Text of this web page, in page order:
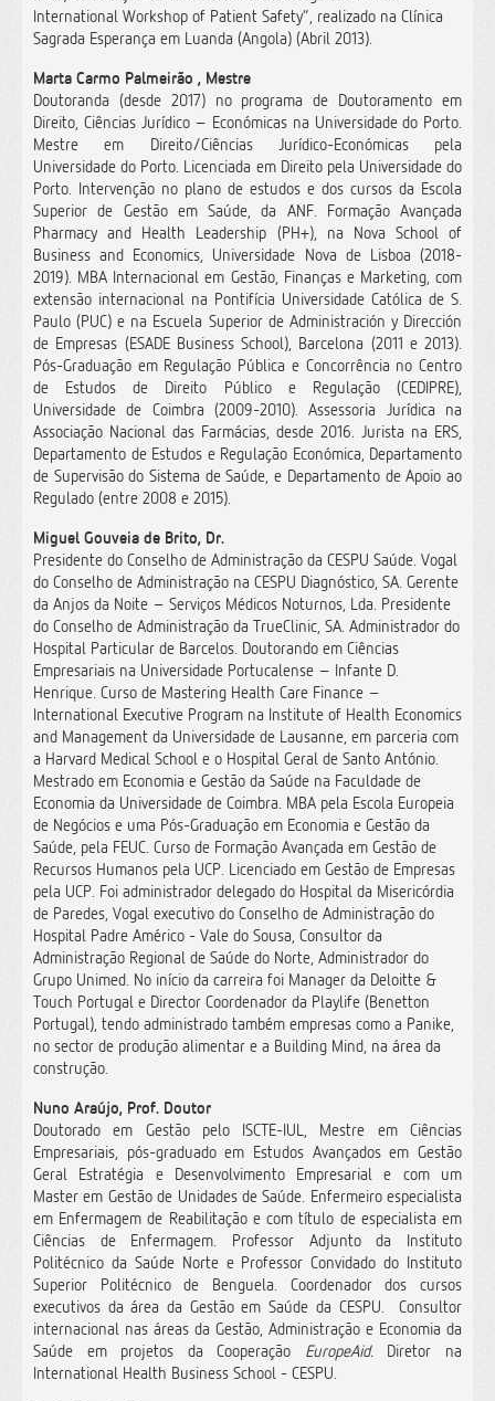
International Workshop of Patient Safety”, realizado na Clínica
Sagrada Esperança em Luanda (Angola) (Abril 2013).
Marta Carmo Palmeirão , Mestre
Doutoranda (desde 2017) no programa de Doutoramento em
Direito, Ciências Jurídico – Económicas na Universidade do Porto.
Mestre em Direito/Ciências Jurídico-Económicas pela
Universidade do Porto. Licenciada em Direito pela Universidade do
Porto. Intervenção no plano de estudos e dos cursos da Escola
Superior de Gestão em Saúde, da ANF. Formação Avançada
Pharmacy and Health Leadership (PH+), na Nova School of
Business and Economics, Universidade Nova de Lisboa (2018-
2019). MBA Internacional em Gestão, Finanças e Marketing, com
extensão internacional na Pontifícia Universidade Católica de S.
Paulo (PUC) e na Escuela Superior de Administración y Dirección
de Empresas (ESADE Business School), Barcelona (2011 e 2013).
Pós-Graduação em Regulação Pública e Concorrência no Centro
de Estudos de Direito Público e Regulação (CEDIPRE),
Universidade de Coimbra (2009-2010). Assessoria Jurídica na
Associação Nacional das Farmácias, desde 2016. Jurista na ERS,
Departamento de Estudos e Regulação Económica, Departamento
de Supervisão do Sistema de Saúde, e Departamento de Apoio ao
Regulado (entre 2008 e 2015).
Miguel Gouveia de Brito, Dr.
Presidente do Conselho de Administração da CESPU Saúde. Vogal
do Conselho de Administração na CESPU Diagnóstico, SA. Gerente
da Anjos da Noite – Serviços Médicos Noturnos, Lda. Presidente
do Conselho de Administração da TrueClinic, SA. Administrador do
Hospital Particular de Barcelos. Doutorando em Ciências
Empresariais na Universidade Portucalense – Infante D.
Henrique. Curso de Mastering Health Care Finance –
International Executive Program na Institute of Health Economics
and Management da Universidade de Lausanne, em parceria com
a Harvard Medical School e o Hospital Geral de Santo António.
Mestrado em Economia e Gestão da Saúde na Faculdade de
Economia da Universidade de Coimbra. MBA pela Escola Europeia
de Negócios e uma Pós-Graduação em Economia e Gestão da
Saúde, pela FEUC. Curso de Formação Avançada em Gestão de
Recursos Humanos pela UCP. Licenciado em Gestão de Empresas
pela UCP. Foi administrador delegado do Hospital da Misericórdia
de Paredes, Vogal executivo do Conselho de Administração do
Hospital Padre Américo - Vale do Sousa, Consultor da
Administração Regional de Saúde do Norte, Administrador do
Grupo Unimed. No início da carreira foi Manager da Deloitte &
Touch Portugal e Director Coordenador da Playlife (Benetton
Portugal), tendo administrado também empresas como a Panike,
no sector de produção alimentar e a Building Mind, na área da
construção.
Nuno Araújo, Prof. Doutor
Doutorado em Gestão pelo ISCTE-IUL, Mestre em Ciências
Empresariais, pós-graduado em Estudos Avançados em Gestão
Geral Estratégia e Desenvolvimento Empresarial e com um
Master em Gestão de Unidades de Saúde. Enfermeiro especialista
em Enfermagem de Reabilitação e com título de especialista em
Ciências de Enfermagem. Professor Adjunto da Instituto
Politécnico da Saúde Norte e Professor Convidado do Instituto
Superior Politécnico de Benguela. Coordenador dos cursos
executivos da área da Gestão em Saúde da CESPU. Consultor
internacional nas áreas da Gestão, Administração e Economia da
Saúde em projetos da Cooperação EuropeAid. Diretor na
International Health Business School - CESPU.